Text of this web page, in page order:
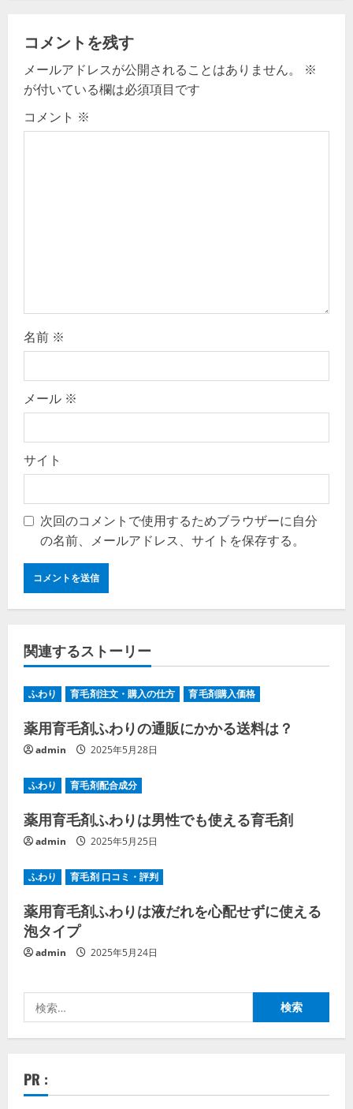
v
i
g
コメントを残す
メールアドレスが公開されることはありません。
※
が付いている欄は必須項目です
コメント ※
名前 ※
メール ※
サイト
次回のコメントで使用するためブラウザーに自分
の名前、メールアドレス、サイトを保存する。
関連するストーリー
ふわり 育毛剤注文・購入の仕方 育毛剤購入価格
薬用育毛剤ふわりの通販にかかる送料は？
admin 2025年5月28日
ふわり 育毛剤配合成分
薬用育毛剤ふわりは男性でも使える育毛剤
admin 2025年5月25日
ふわり 育毛剤 口コミ・評判
薬用育毛剤ふわりは液だれを心配せずに使える
泡タイプ
admin 2025年5月24日
索:
PR :